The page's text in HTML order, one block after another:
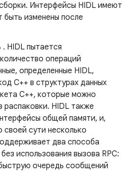
Интерфейсы HIDL имеют
быть изменены после
. HIDL пытается
операций
определенные HIDL,
C++ в структурах данных
C++, которые можно
распаковки. HIDL также
общей памяти, и,
своей сути несколько
два способа
использования вызова RPC:
очередь сообщений